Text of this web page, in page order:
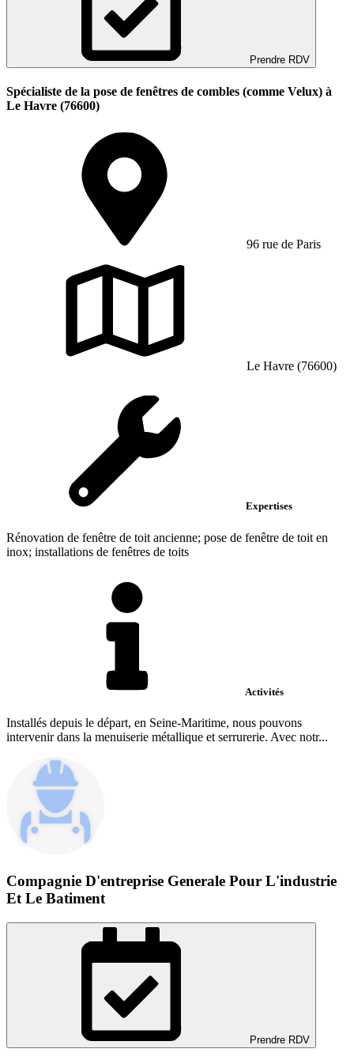
Prendre RDV
Spécialiste de la pose de fenêtres de combles (comme Velux) à
Le Havre (76600)
96 rue de Paris
Le Havre (76600)
Expertises
Rénovation de fenêtre de toit ancienne; pose de fenêtre de toit en
inox; installations de fenêtres de toits
Activités
Installés depuis le départ, en Seine-Maritime, nous pouvons
intervenir dans la menuiserie métallique et serrurerie. Avec notr...
Compagnie D'entreprise Generale Pour L'industrie
Et Le Batiment
Prendre RDV